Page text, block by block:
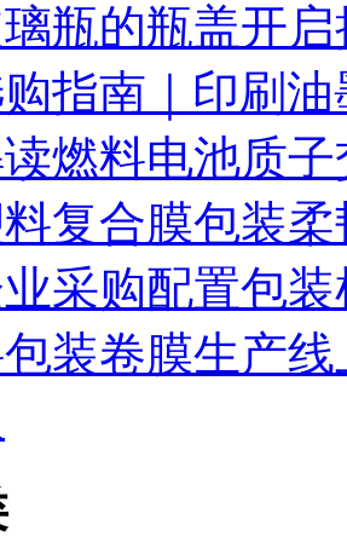
瓶的瓶盖开
指南｜印刷
燃料电池质
复合膜包装
采购配置包
装卷膜生产